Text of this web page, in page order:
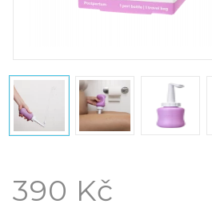
390 Kč